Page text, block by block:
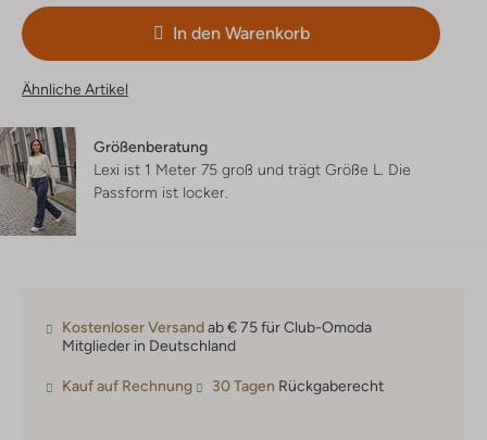
In den Warenkorb
Ähnliche Artikel
Größenberatung
Lexi ist 1 Meter 75 groß und trägt Größe L. Die
Passform ist locker
Kostenloser Versandab € 75 für Club-Omoda
Mitglieder in Deutschland
Kauf auf Rechnung 30 Tagen Rückgaberecht